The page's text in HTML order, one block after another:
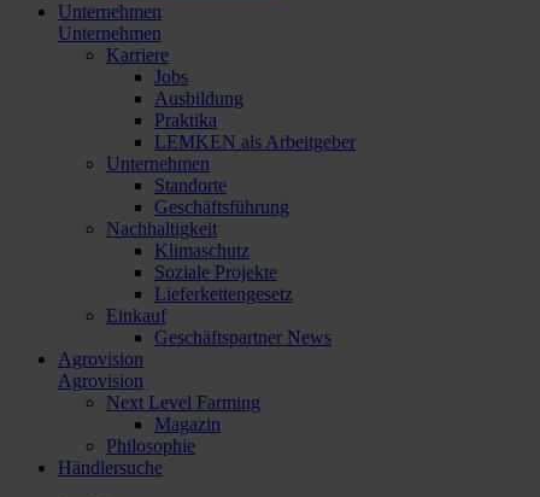
Unternehmen
Unternehmen
Karriere
Jobs
Ausbildung
Praktika
LEMKEN als Arbeitgeber
Unternehmen
Standorte
Geschäftsführung
Nachhaltigkeit
Klimaschutz
Soziale Projekte
Lieferkettengesetz
Einkauf
Geschäftspartner News
Agrovision
Agrovision
Next Level Farming
Magazin
Philosophie
Händlersuche